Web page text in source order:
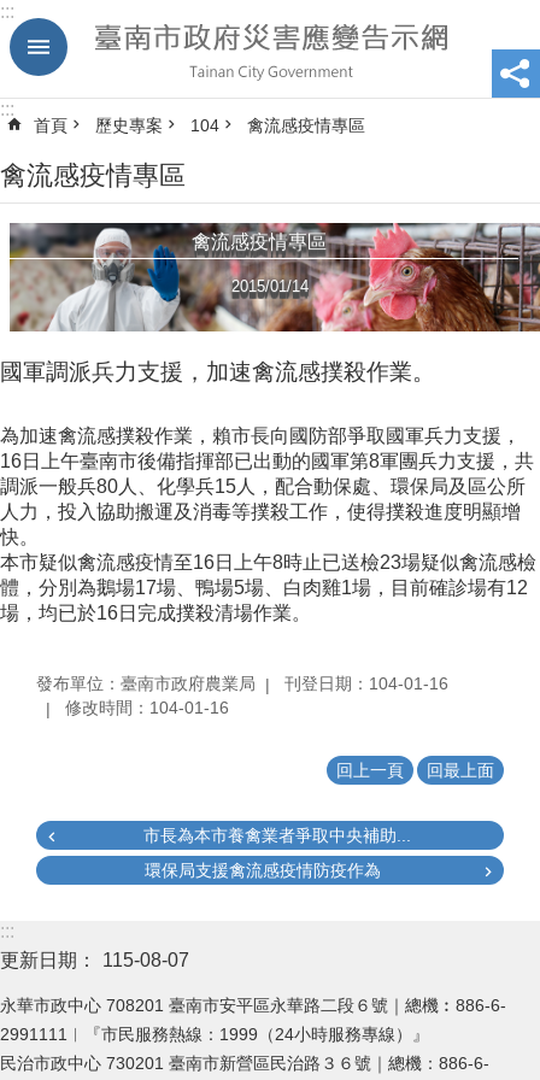
跳到主要內容區塊
:::
:::
首頁 歷史專案 104 禽流感疫情專區
禽流感疫情專區
禽流感疫情專區
2015/01/14
國軍調派兵力支援，加速禽流感撲殺作業。
為加速禽流感撲殺作業，賴市長向國防部爭取國軍兵力支援，
16日上午臺南市後備指揮部已出動的國軍第8軍團兵力支援，共
調派一般兵80人、化學兵15人，配合動保處、環保局及區公所
人力，投入協助搬運及消毒等撲殺工作，使得撲殺進度明顯增
快。
本市疑似禽流感疫情至16日上午8時止已送檢23場疑似禽流感檢
體，分別為鵝場17場、鴨場5場、白肉雞1場，目前確診場有12
場，均已於16日完成撲殺清場作業。
發布單位：臺南市政府農業局
刊登日期：104-01-16
修改時間：104-01-16
回上一頁 回最上面
市長為本市養禽業者爭取中央補助...
環保局支援禽流感疫情防疫作為
:::
更新日期：
115-08-07
永華市政中心 708201 臺南市安平區永華路二段６號｜總機︰886-6-
2991111︱『市民服務熱線：1999（24小時服務專線）』
民治市政中心 730201 臺南市新營區民治路３６號｜總機：886-6-